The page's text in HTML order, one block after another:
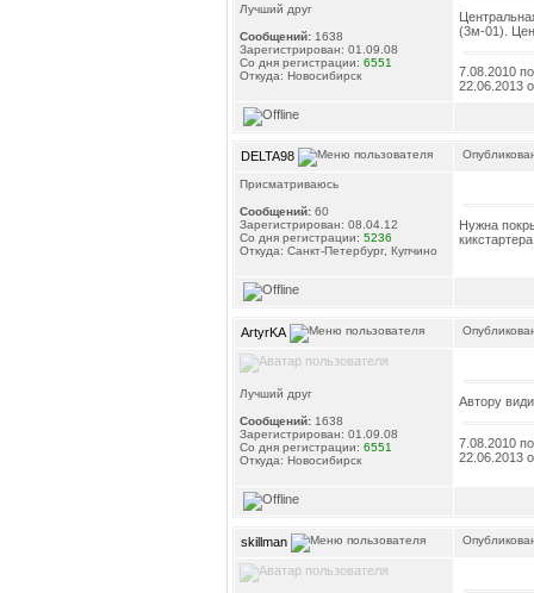
Лучший друг
Сообщений: 1638
Зарегистрирован: 01.09.08
Со дня регистрации: 6551
Откуда: Новосибирск
(3м-01).
7.08.2010
22.06.2013
DELTA98
Присматриваюсь
Сообщений: 60
Зарегистрирован: 08.04.12
Со дня регистрации: 5236
Откуда: Санкт-Петербург, Купчино
Нужна
ArtyrKA
Лучший друг
Сообщений: 1638
Зарегистрирован: 01.09.08
Со дня регистрации: 6551
Откуда: Новосибирск
Автору
7.08.2010
22.06.2013
skillman